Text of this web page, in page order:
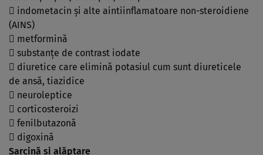
 indometacin şi alte aintiinflamatoare non-steroidiene
(AINS)
 metformină
 substanţe de contrast iodate
 diuretice care elimină potasiul cum sunt diureticele
de ansă, tiazidice
 neuroleptice
 corticosteroizi
 fenilbutazonă
 digoxină
Sarcină şi alăptare